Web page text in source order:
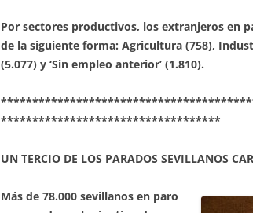
Por sectores productivos, los extranjeros en
de la siguiente forma: Agricultura (758),
(5.077) y ‘Sin empleo anterior’ (1.810).
***********************************
UN TERCIO DE LOS PARADOS SEVILLANOS
Más de 78.000 sevillanos en paro